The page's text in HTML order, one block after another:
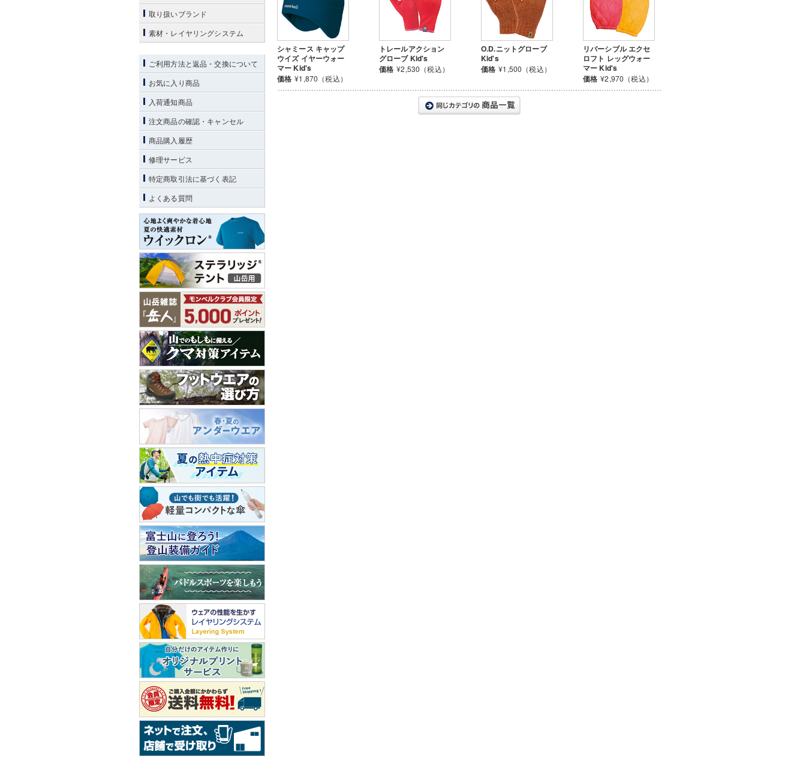
シャミース キャップ
ウイズ イヤーウォー
マー Kid's
価格 ¥1,870（税込）
トレールアクション
グローブ Kid's
価格 ¥2,530（税込）
O.D.ニットグローブ
Kid's
価格 ¥1,500（税込）
リバーシブル エクセ
ロフト レッグウォー
マー Kid's
価格 ¥2,970（税込）
取り扱いブランド
素材・レイヤリングシステム
ご利用方法と返品・交換について
お気に入り商品
入荷通知商品
注文商品の確認・キャンセル
商品購入履歴
修理サービス
特定商取引法に基づく表記
よくある質問